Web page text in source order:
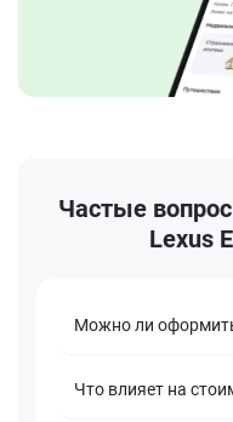
Частые
Lexus
Можно ли
Что влияет на